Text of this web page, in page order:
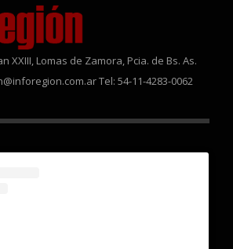
XXIII, Lomas de Zamora, Pcia. de Bs. As.
Tel: 54-11-4283-0062